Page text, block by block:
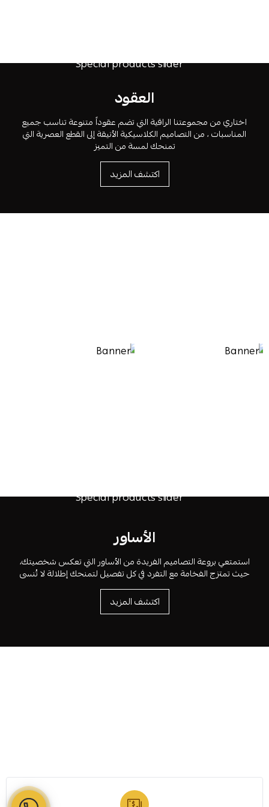
العقود
اختاري من مجموعتنا الراقية التي تضم عقوداً متنوعة تناسب جميع
المناسبات ، من التصاميم الكلاسيكية الأنيقة إلى القطع العصرية التي
تمنحك لمسة من التميز
اكتشف المزيد
الأساور
استمتعي بروعة التصاميم الفريدة من الأساور التي تعكس شخصيتك،
حيث تمتزج الفخامة مع التفرد في كل تفصيل لتمنحك إطلالة لا تُنسى
اكتشف المزيد